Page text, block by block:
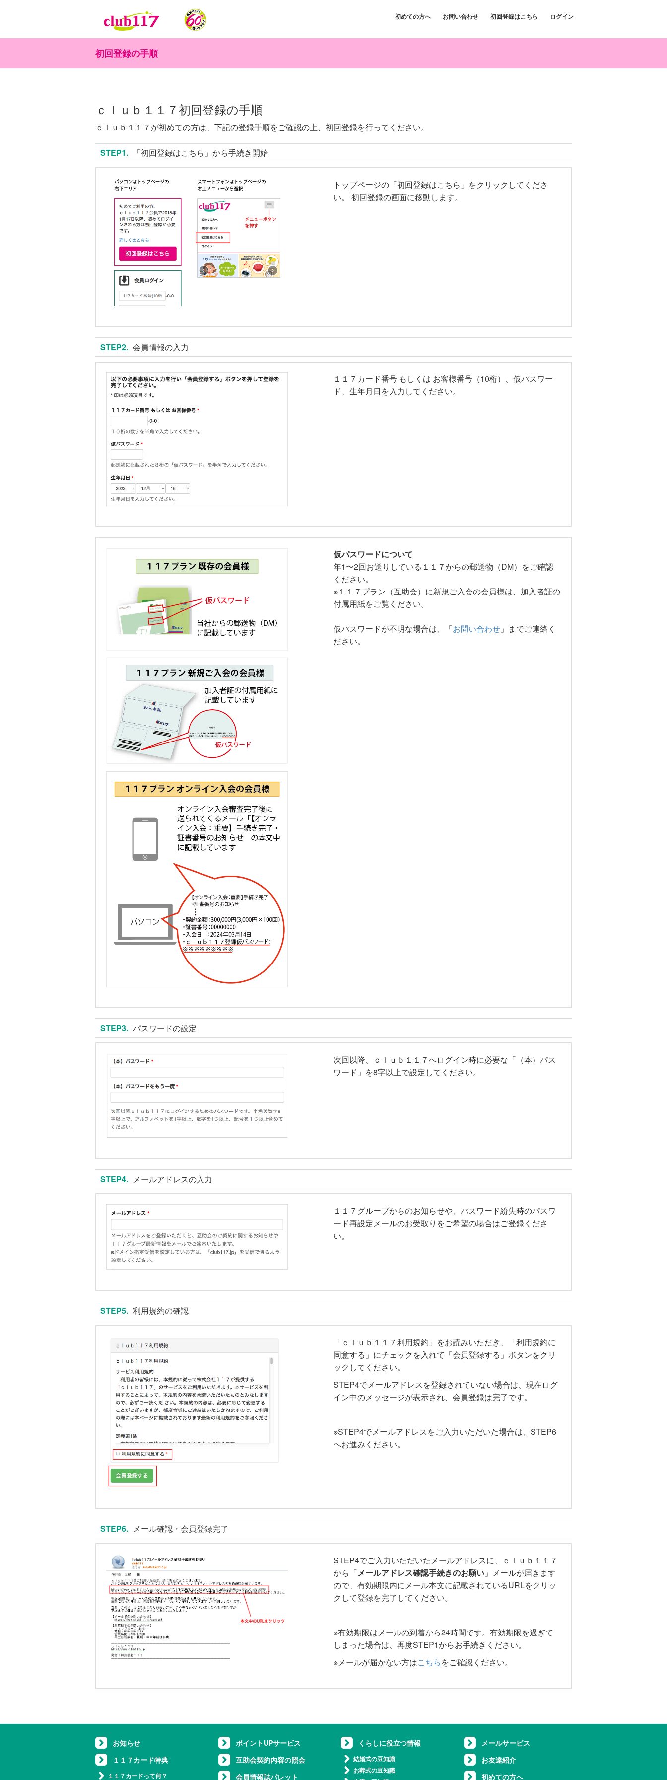
初めての方へ お問い合わせ 初回登録はこちら ログイン
初回登録の手順
ｃｌｕｂ１１７初回登録の手順
ｃｌｕｂ１１７が初めての方は、下記の登録手順をご確認の上、初回登録を行ってください。
STEP1. 「初回登録はこちら」から手続き開始
トップページの「初回登録はこちら」をクリックしてくださ
い。 初回登録の画面に移動します。
STEP2. 会員情報の入力
１１７カード番号 もしくは お客様番号（10桁）、仮パスワー
ド、生年月日を入力してください。
仮パスワードについて
年1〜2回お送りしている１１７からの郵送物（DM）をご確認
ください。
※１１７プラン（互助会）に新規ご入会の会員様は、加入者証の
付属用紙をご覧ください。
仮パスワードが不明な場合は、「お問い合わせ 」までご連絡く
ださい。
STEP3. パスワードの設定
次回以降、ｃｌｕｂ１１７へログイン時に必要な「（本）パス
ワード」を8字以上で設定してください。
STEP4. メールアドレスの入力
１１７グループからのお知らせや、パスワード紛失時のパスワ
ード再設定メールのお受取りをご希望の場合はご登録くださ
い。
STEP5. 利用規約の確認
「ｃｌｕｂ１１７利用規約」をお読みいただき、「利用規約に
同意する」にチェックを入れて「会員登録する」ボタンをクリ
ックしてください。
STEP4でメールアドレスを登録されていない場合は、現在ログ
イン中のメッセージが表示され、会員登録は完了です。
※STEP4でメールアドレスをご入力いただいた場合は、STEP6
へお進みください。
STEP6. メール確認・会員登録完了
STEP4でご入力いただいたメールアドレスに、ｃｌｕｂ１１７
から「メールアドレス確認手続きのお願い 」メールが届きます
ので、有効期限内にメール本文に記載されているURLをクリッ
クして登録を完了してください。
※有効期限はメールの到着から24時間です。有効期限を過ぎて
しまった場合は、再度STEP1からお手続きください。
※メールが届かない方はこちらをご確認ください。
お知らせ
１１７カード特典
１１７カードって何？
ポイントUPサービス
互助会契約内容の照会
会員情報誌パレット
くらしに役立つ情報
結婚式の豆知識
お葬式の豆知識
メールサービス
お友達紹介
初めての方へ